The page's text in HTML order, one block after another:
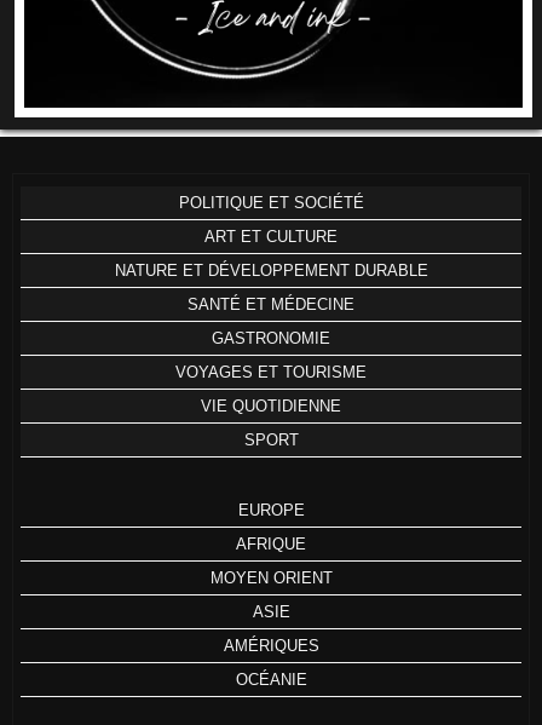
POLITIQUE ET SOCIÉTÉ
ART ET CULTURE
NATURE ET DÉVELOPPEMENT DURABLE
SANTÉ ET MÉDECINE
GASTRONOMIE
VOYAGES ET TOURISME
VIE QUOTIDIENNE
SPORT
EUROPE
AFRIQUE
MOYEN ORIENT
ASIE
AMÉRIQUES
OCÉANIE